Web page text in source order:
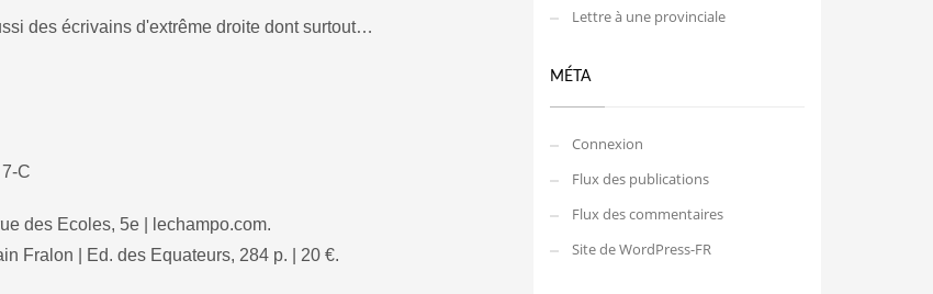
des écrivains d'extrême droite dont surtout…
C
des Ecoles, 5e | lechampo.com.
Fralon | Ed. des Equateurs, 284 p. | 20 €.
Lettre à une provinciale
MÉTA
Connexion
Flux des publications
Flux des commentaires
Site de WordPress-FR